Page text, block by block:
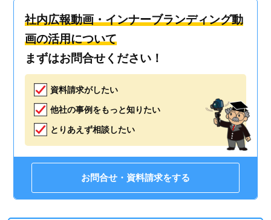
社内広報動画・インナーブランディング動
画の活用について
まずはお問合せください！
資料請求がしたい
他社の事例をもっと知りたい
とりあえず相談したい
お問合せ・資料請求をする